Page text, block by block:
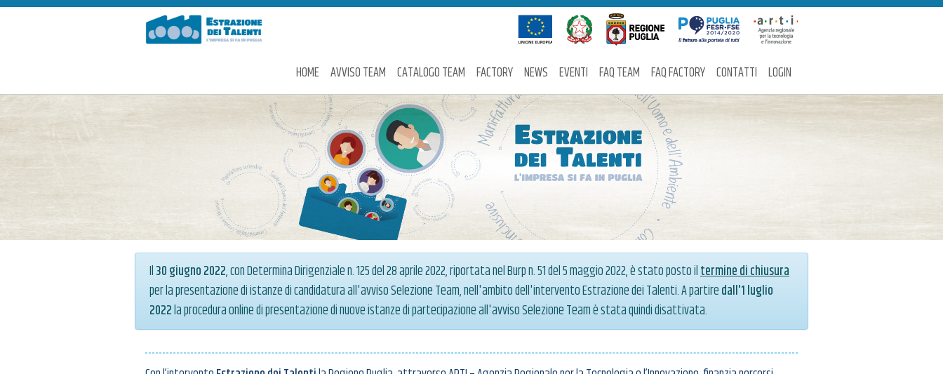
Estrazione dei Talenti
HOME AVVISO TEAM CATALOGO TEAM FACTORY NEWS EVENTI FAQ TEAM FAQ FACTORY CONTATTI LOGIN
Il30 giugno 2022, con Determina Dirigenziale n. 125 del 28 aprile 2022, riportata nel Burp n. 51 del 5 maggio 2022, è stato posto iltermine di chiusura
per la presentazione di istanze di candidatura all'avviso Selezione Team, nell'ambito dell'intervento Estrazione dei Talenti. A partiredall'1 luglio
2022la procedura online di presentazione di nuove istanze di partecipazione all'avviso Selezione Team è stata quindi disattivata.